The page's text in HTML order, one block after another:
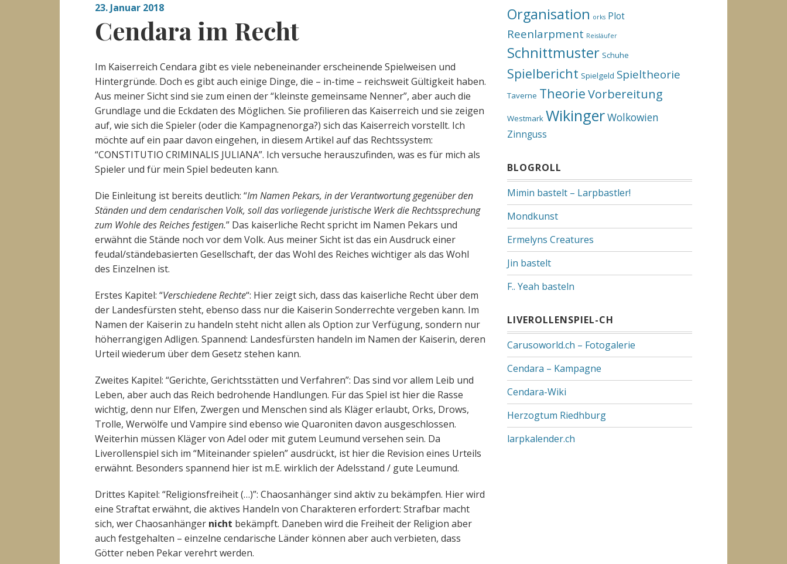
23. Januar 2018
Cendara im Recht
Im Kaiserreich Cendara gibt es viele nebeneinander erscheinende Spielweisen und
Hintergründe. Doch es gibt auch einige Dinge, die – in-time – reichsweit Gültigkeit haben.
Aus meiner Sicht sind sie zum einen der “kleinste gemeinsame Nenner”, aber auch die
Grundlage und die Eckdaten des Möglichen. Sie profilieren das Kaiserreich und sie zeigen
auf, wie sich die Spieler (oder die Kampagnenorga?) sich das Kaiserreich vorstellt. Ich
möchte auf ein paar davon eingehen, in diesem Artikel auf das Rechtssystem:
“CONSTITUTIO CRIMINALIS JULIANA”. Ich versuche herauszufinden, was es für mich als
Spieler und für mein Spiel bedeuten kann.
Die Einleitung ist bereits deutlich: “Im Namen Pekars, in der Verantwortung gegenüber den
Ständen und dem cendarischen Volk, soll das vorliegende juristische Werk die Rechtssprechung
zum Wohle des Reiches festigen.” Das kaiserliche Recht spricht im Namen Pekars und
erwähnt die Stände noch vor dem Volk. Aus meiner Sicht ist das ein Ausdruck einer
feudal/ständebasierten Gesellschaft, der das Wohl des Reiches wichtiger als das Wohl
des Einzelnen ist.
Erstes Kapitel: “Verschiedene Rechte“: Hier zeigt sich, dass das kaiserliche Recht über dem
der Landesfürsten steht, ebenso dass nur die Kaiserin Sonderrechte vergeben kann. Im
Namen der Kaiserin zu handeln steht nicht allen als Option zur Verfügung, sondern nur
höherrangigen Adligen. Spannend: Landesfürsten handeln im Namen der Kaiserin, deren
Urteil wiederum über dem Gesetz stehen kann.
Zweites Kapitel: “Gerichte, Gerichtsstätten und Verfahren”: Das sind vor allem Leib und
Leben, aber auch das Reich bedrohende Handlungen. Für das Spiel ist hier die Rasse
wichtig, denn nur Elfen, Zwergen und Menschen sind als Kläger erlaubt, Orks, Drows,
Trolle, Werwölfe und Vampire sind ebenso wie Quaroniten davon ausgeschlossen.
Weiterhin müssen Kläger von Adel oder mit gutem Leumund versehen sein. Da
Liverollenspiel sich im “Miteinander spielen” ausdrückt, ist hier die Revision eines Urteils
erwähnt. Besonders spannend hier ist m.E. wirklich der Adelsstand / gute Leumund.
Drittes Kapitel: “Religionsfreiheit (…)”: Chaosanhänger sind aktiv zu bekämpfen. Hier wird
eine Straftat erwähnt, die aktives Handeln von Charakteren erfordert: Strafbar macht
sich, wer Chaosanhänger nicht bekämpft. Daneben wird die Freiheit der Religion aber
auch festgehalten – einzelne cendarische Länder können aber auch verbieten, dass
Götter neben Pekar verehrt werden.
Organisation orks Plot
Reenlarpment Reisläufer
Schnittmuster Schuhe
Spielbericht Spielgeld Spieltheorie
Taverne TheorieVorbereitung
Westmark WikingerWolkowien
Zinnguss
BLOGROLL
Mimin bastelt – Larpbastler!
Mondkunst
Ermelyns Creatures
Jin bastelt
F.. Yeah basteln
LIVEROLLENSPIEL-CH
Carusoworld.ch – Fotogalerie
Cendara – Kampagne
Cendara-Wiki
Herzogtum Riedhburg
larpkalender.ch